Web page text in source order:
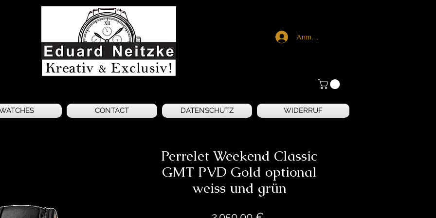
Anmelden
CONTACT DATENSCHUTZ WIDERRUF
Perrelet Weekend Classic
GMT PVD Gold optional
weiss und grün